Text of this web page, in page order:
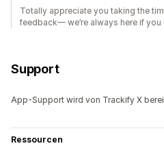
Totally appreciate you taking the
feedback— we’re always here if you
Support
App-Support wird von Trackify X
Ressourcen